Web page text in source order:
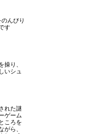
んびり
す
操り、
いシュ
れた謎
ゲーム
ころを
がら、